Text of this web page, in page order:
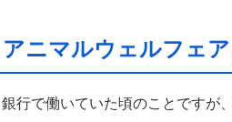
ニマルウェルフェ
行で働いていた頃のことですが